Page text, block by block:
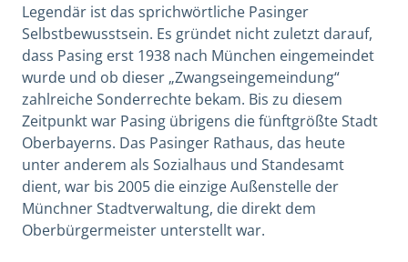
Legendär ist das sprichwörtliche Pasinger
Selbstbewusstsein. Es gründet nicht zuletzt darauf,
dass Pasing erst 1938 nach München eingemeindet
wurde und ob dieser „Zwangseingemeindung“
zahlreiche Sonderrechte bekam. Bis zu diesem
Zeitpunkt war Pasing übrigens die fünftgrößte Stadt
Oberbayerns. Das Pasinger Rathaus, das heute
unter anderem als Sozialhaus und Standesamt
dient, war bis 2005 die einzige Außenstelle der
Münchner Stadtverwaltung, die direkt dem
Oberbürgermeister unterstellt war.